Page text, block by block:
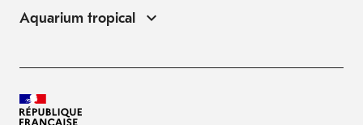
Aquarium tropical